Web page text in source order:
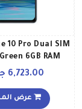
10 Pro Dual SIM
6GB RAM
4G LTE
6,723.00 جنيه
عرض